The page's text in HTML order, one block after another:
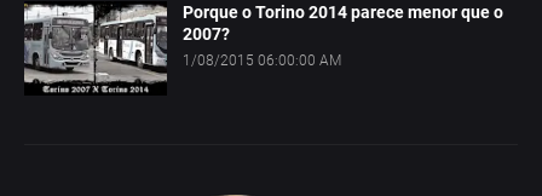
Porque o Torino 2014 parece menor que o
2007?
1/08/2015 06:00:00 AM